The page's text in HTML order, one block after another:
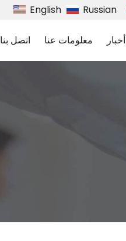
English Russian
أخبار معلومات عنا اتصل بنا